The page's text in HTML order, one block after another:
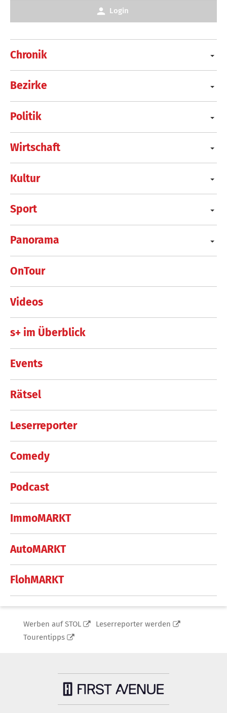
Chronik
Bezirke
Politik
Wirtschaft
Kultur
Sport
Panorama
OnTour
Videos
s+ im Überblick
Events
Rätsel
Leserreporter
Comedy
Podcast
ImmoMARKT
AutoMARKT
FlohMARKT
Login
Werben auf STOL
Leserreporter werden
Tourentipps